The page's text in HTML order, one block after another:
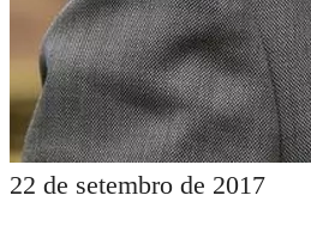
22 de setembro de 2017